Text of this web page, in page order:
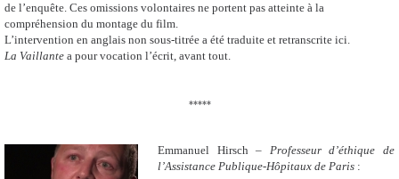
de l’enquête. Ces omissions volontaires ne portent pas atteinte à la
compréhension du montage du film.
L’intervention en anglais non sous-titrée a été traduite et retranscrite ici.
La Vaillante a pour vocation l’écrit, avant tout.
*****
Emmanuel Hirsch – Professeur d’éthique de
l’Assistance Publique-Hôpitaux de Paris :